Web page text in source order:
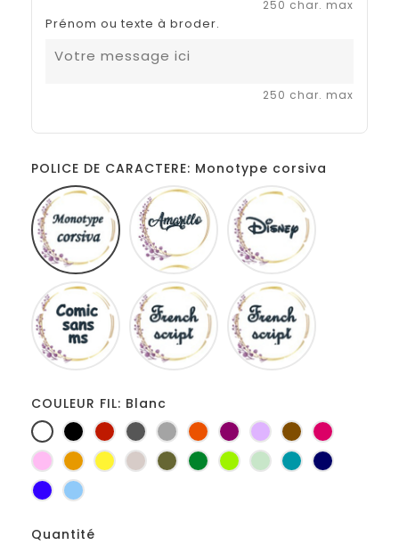
250 char. max
Prénom ou texte à broder.
250 char. max
POLICE DE CARACTERE: Monotype corsiva
Monotype
corsiva
Amarillo
Comic
sans
ms
French
script
COULEUR FIL: Blanc
BlancNoir RougeGris
foncé
Gris
clair
OrangePruneLilasMarronFuchsia
RoseJaune
d'or
jauneFicelleKaki Vert
bouteille
Anis
Vert
d'eau
Turquoise
Marine
Bleu
roi
Bleu
Quantité